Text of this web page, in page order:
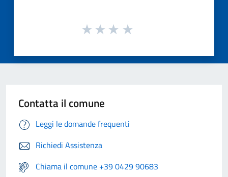
Contatta il comune
Leggi le domande frequenti
Richiedi Assistenza
Chiama il comune +39 0429 90683